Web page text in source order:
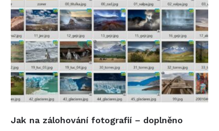
Jak na zálohování fotografií – doplněno